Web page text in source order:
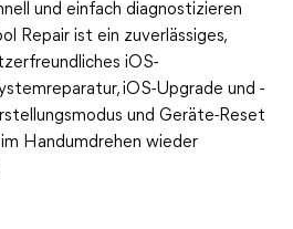
und einfach diagnostizieren
Repair ist ein zuverlässiges,
iOS-
iOS-Upgrade und -
und Geräte-Reset
Handumdrehen wieder